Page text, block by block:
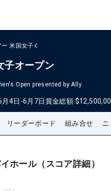
ー 米国女子
子オープン
Open presented by Ally
4日-6月7日賞金総額
リーダーボード 組み合せ ニ
ホール（スコア詳細）